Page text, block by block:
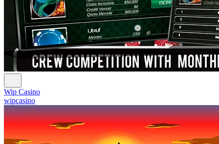
Wip Casino
wipcasino